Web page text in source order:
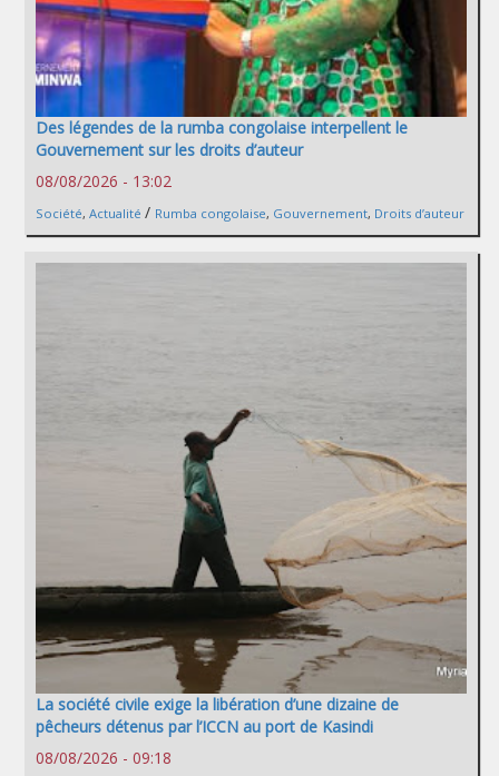
Des légendes de la rumba congolaise interpellent le
Gouvernement sur les droits d’auteur
08/08/2026 - 13:02
Société, Actualité / Rumba congolaise, Gouvernement, Droits d’auteur
La société civile exige la libération d’une dizaine de
pêcheurs détenus par l’ICCN au port de Kasindi
08/08/2026 - 09:18